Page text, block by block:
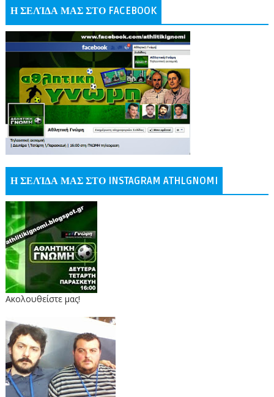
Η ΣΕΛΊΔΑ ΜΑΣ ΣΤΟ FACEBOOK
Η ΣΕΛΊΔΑ ΜΑΣ ΣΤΟ INSTAGRAM ATHLGNOMI
Ακολουθείστε μας!